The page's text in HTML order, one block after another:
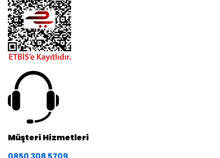
Müşteri Hizmetleri